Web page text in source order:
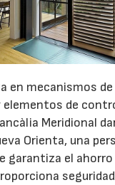
en mecanismos de
elementos de
Meridional
Orienta, una
garantiza el ahorro